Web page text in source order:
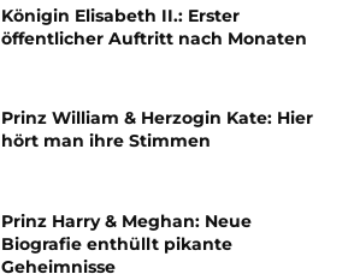
Königin Elisabeth II.: Erster
öffentlicher Auftritt nach Monaten
Prinz William & Herzogin Kate: Hier
hört man ihre Stimmen
Prinz Harry & Meghan: Neue
Biografie enthüllt pikante
Geheimnisse